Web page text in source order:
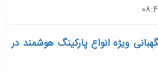
ویژه انواع پارکینگ هوشمند در